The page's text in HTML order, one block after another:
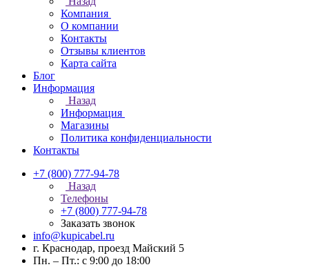
Компания
О компании
Контакты
Отзывы клиентов
Карта сайта
Блог
Информация
Назад
Информация
Магазины
Политика конфиденциальности
Контакты
+7 (800) 777-94-78
Назад
Телефоны
+7 (800) 777-94-78
Заказать звонок
info@kupicabel.ru
г. Краснодар, проезд Майский 5
Пн. – Пт.: с 9:00 до 18:00